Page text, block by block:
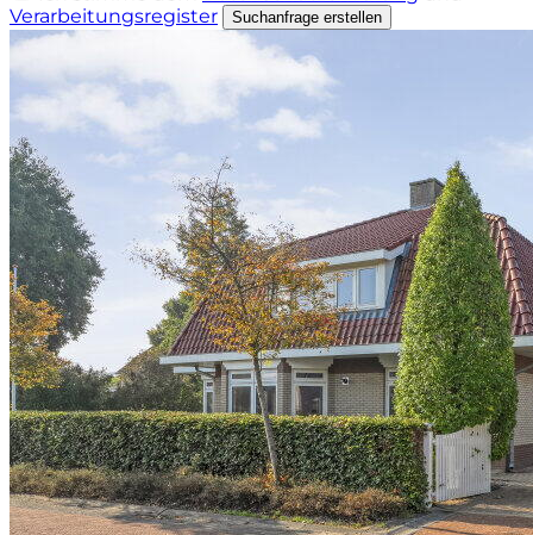
Verarbeitungsregister
Suchanfrage erstellen